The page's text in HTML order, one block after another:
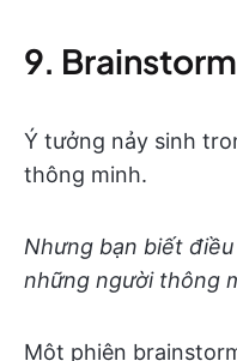
9.
Ý tưởng nảy sinh
thông minh.
Nhưng bạn biết
những người thông
Một phiên